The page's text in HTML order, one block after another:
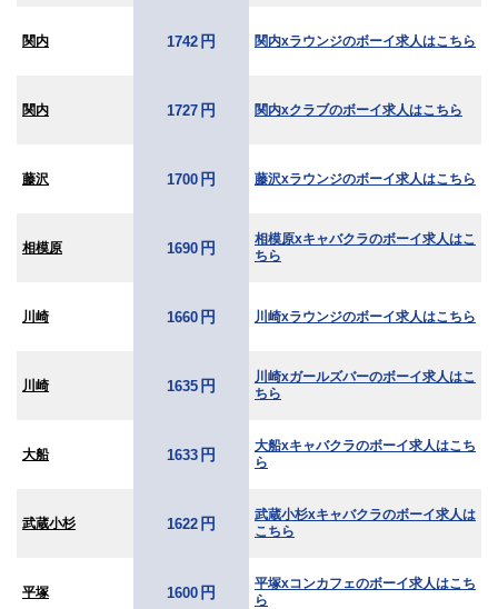
関内 1742 円 関内xラウンジのボーイ求人はこちら
関内 1727 円 関内xクラブのボーイ求人はこちら
藤沢 1700 円 藤沢xラウンジのボーイ求人はこちら
相模原 1690 円
相模原xキャバクラのボーイ求人はこ
ちら
川崎 1660 円 川崎xラウンジのボーイ求人はこちら
川崎 1635 円
川崎xガールズバーのボーイ求人はこ
ちら
大船 1633 円
大船xキャバクラのボーイ求人はこち
ら
武蔵小杉 1622 円
武蔵小杉xキャバクラのボーイ求人は
こちら
平塚 1600 円
平塚xコンカフェのボーイ求人はこち
ら